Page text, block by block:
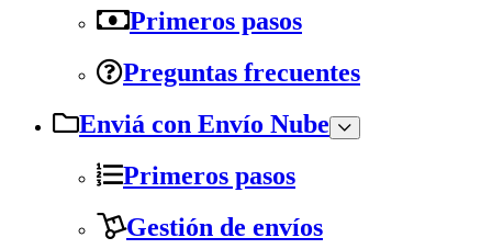
Primeros pasos
Preguntas frecuentes
Enviá con Envío Nube
Primeros pasos
Gestión de envíos